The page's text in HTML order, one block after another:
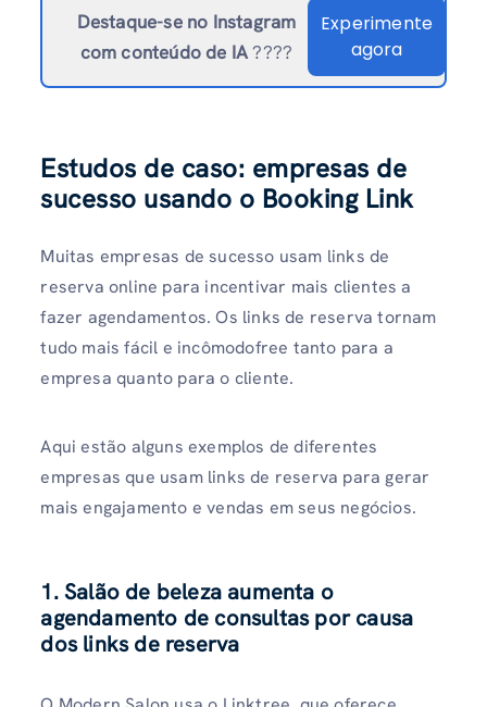
Destaque-se no Instagram
com conteúdo de IA????
Experimente
agora
Estudos de caso: empresas de
sucesso usando o Booking Link
Muitas empresas de sucesso usam links de
reserva online para incentivar mais clientes a
fazer agendamentos. Os links de reserva tornam
tudo mais fácil e incômodofree tanto para a
empresa quanto para o cliente.
Aqui estão alguns exemplos de diferentes
empresas que usam links de reserva para gerar
mais engajamento e vendas em seus negócios.
1. Salão de beleza aumenta o
agendamento de consultas por causa
dos links de reserva